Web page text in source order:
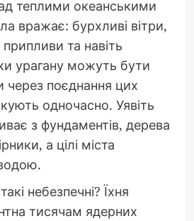
теплими океанськими
вражає: бурхливі вітри,
та навіть
урагану можуть бути
через поєднання цих
одночасно. Уявіть
з фундаментів, дерева
а цілі міста
небезпечні? Їхня
тисячам ядерних